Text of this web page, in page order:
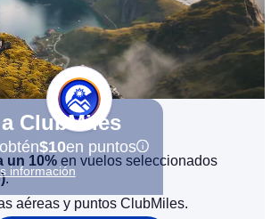
ClubMiles
$10en puntos
información
un 10% en vuelos seleccionados
.
aéreas y puntos ClubMiles.